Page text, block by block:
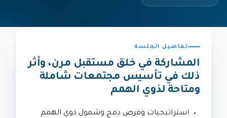
تفاصيل الجلسة
المشاركة في خلق مستقبل مرن، وأثر
ذلك في تأسيس مجتمعات شاملة
ومتاحة لذوي الهمم
استراتيجيات وفرص دمج وشمول ذوي الهمم